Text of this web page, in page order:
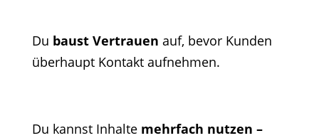
Du baust Vertrauen auf, bevor Kunden
überhaupt Kontakt aufnehmen.
Du kannst Inhalte mehrfach nutzen –